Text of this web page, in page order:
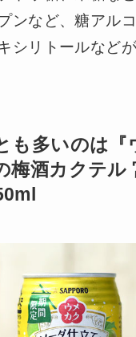
ンなど、糖アル
シリトールなどが
も多いのは『
梅酒カクテル